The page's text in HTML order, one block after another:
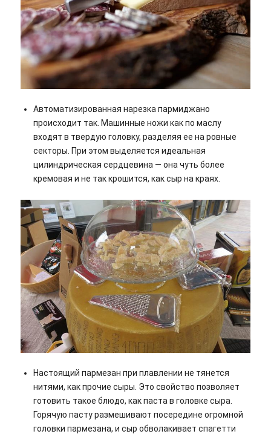
Автоматизированная нарезка пармиджано
происходит так. Машинные ножи как по маслу
входят в твердую головку, разделяя ее на ровные
секторы. При этом выделяется идеальная
цилиндрическая сердцевина — она чуть более
кремовая и не так крошится, как сыр на краях.
Настоящий пармезан при плавлении не тянется
нитями, как прочие сыры. Это свойство позволяет
готовить такое блюдо, как паста в головке сыра.
Горячую пасту размешивают посередине огромной
головки пармезана, и сыр обволакивает спагетти